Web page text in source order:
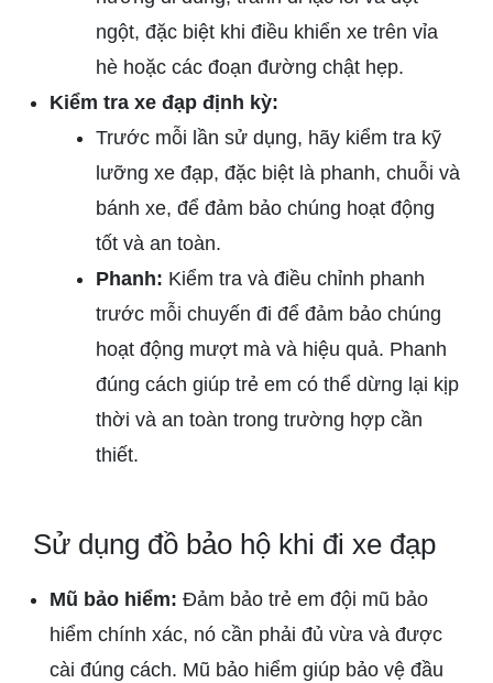
ngột, đặc biệt khi điều khiển xe trên vỉa
hè hoặc các đoạn đường chật hẹp.
Kiểm tra xe đạp định kỳ:
Trước mỗi lần sử dụng, hãy kiểm tra kỹ
lưỡng xe đạp, đặc biệt là phanh, chuỗi và
bánh xe, để đảm bảo chúng hoạt động
tốt và an toàn.
Phanh: Kiểm tra và điều chỉnh phanh
trước mỗi chuyến đi để đảm bảo chúng
hoạt động mượt mà và hiệu quả. Phanh
đúng cách giúp trẻ em có thể dừng lại kịp
thời và an toàn trong trường hợp cần
thiết.
Sử dụng đồ bảo hộ khi đi xe đạp
Mũ bảo hiểm: Đảm bảo trẻ em đội mũ bảo
hiểm chính xác, nó cần phải đủ vừa và được
cài đúng cách. Mũ bảo hiểm giúp bảo vệ đầu